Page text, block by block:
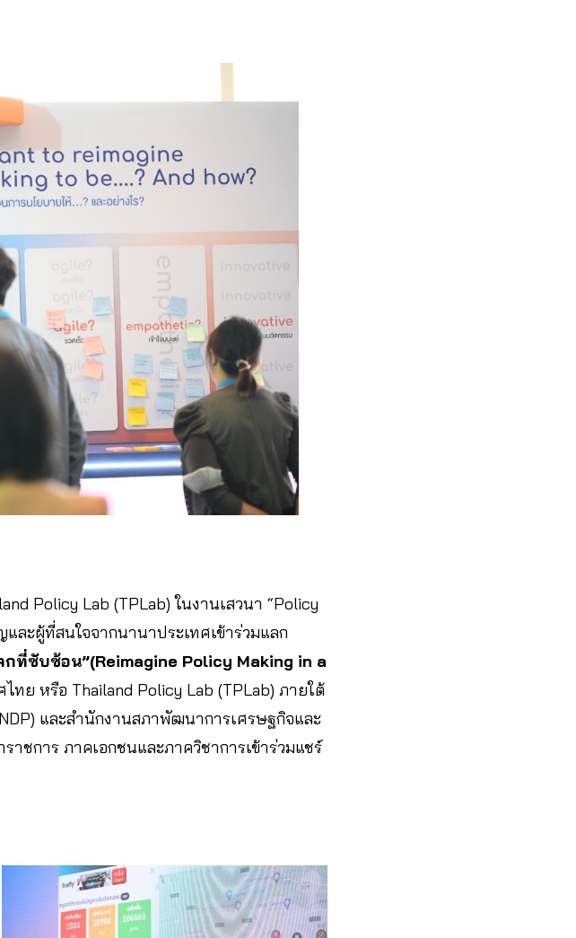
Policy Lab (TPLab) ในงานเสวนา “Policy
และผู้ที่สนใจจากนานาประเทศเข้าร่วมแลก
กที่ซับซ้อน”(Reimagine Policy Making in a
ทย หรือ Thailand Policy Lab (TPLab) ภายใต้
และสำนักงานสภาพัฒนาการเศรษฐกิจและ
ชการ ภาคเอกชนและภาควิชาการเข้าร่วมแชร์